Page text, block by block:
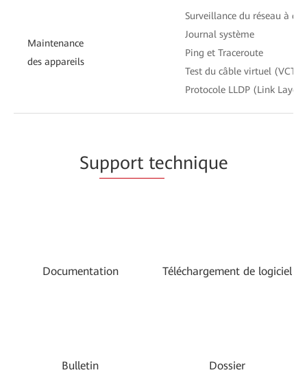
Maintenance
des appareils
Surveillance du réseau à
Journal système
Ping et Traceroute
Test du câble virtuel (VCT)
Protocole LLDP (Link Layer
Support technique
Documentation Téléchargement de logiciel
Bulletin Dossier